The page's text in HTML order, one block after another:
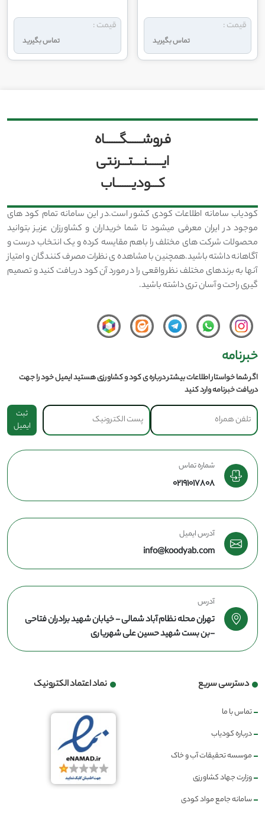
تماس بگیرید
قیمت :
تماس بگیرید
قیمت :
فروشــــــگــــــاه
ایــــــنــــتـــرنتی
کـــودیـــــــاب
کودیاب سامانه اطلاعات کودی کشور است.در این سامانه تمام کود های
موجود در ایران معرفی میشود تا شما خریداران و کشاورزان عزیز بتوانید
محصولات شرکت های مختلف را باهم مقایسه کرده و یک انتخاب درست و
آگاهانه داشته باشید.همچنین با مشاهده ی نظرات مصرف کنندگان و امتیاز
آنها به برندهای مختلف نظر واقعی را در مورد آن کود دریافت کنید و تصمیم
گیری راحت و آسان تری داشته باشید.
خبرنامه
اگر شما خواستار اطلاعات بیشتر درباره ی کود و کشاورزی هستید ایمیل خود را جهت
دریافت خبرنامه وارد کنید
ثبت
ایمیل
شماره تماس
02191017808
آدرس ایمیل
info@koodyab.com
آدرس
تهران محله نظام آباد شمالی - خیابان شهید برادران فتاحی
-بن بست شهید حسین علی شهریاری
دسترسی سریع
تماس با ما
درباره کودیاب
موسسه تحقیقات آب و خاک
وزارت جهاد کشاورزی
سامانه جامع مواد کودی
نماد اعتماد الکترونیک